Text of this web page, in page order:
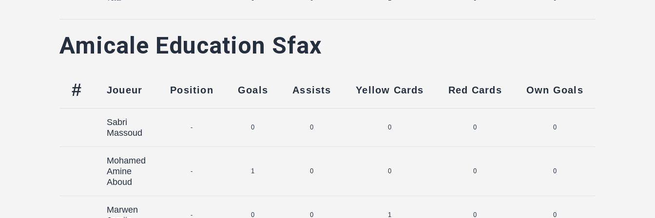
Amicale Education Sfax
# Joueur Position Goals Assists Yellow Cards Red Cards Own Goals
Sabri
Massoud
- 0 0 0 0 0
Mohamed
Amine
Aboud
- 1 0 0 0 0
Marwen
- 0 0 1 0 0